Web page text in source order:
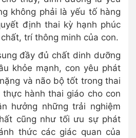
không phải là yếu tố hàng
định thai kỳ hạnh phúc
trí thông minh của con.
đầy đủ chất dinh dưỡng
khỏe mạnh, con yêu phát
và não bộ tốt trong thai
hành thai giáo cho con
hưởng những trải nghiệm
cũng như tối ưu sự phát
thức các giác quan của